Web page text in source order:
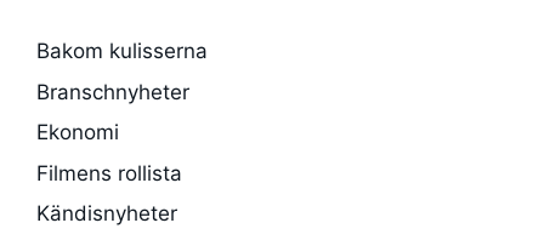
Bakom kulisserna
Branschnyheter
Ekonomi
Filmens rollista
Kändisnyheter